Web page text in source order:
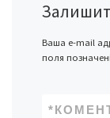
Ваша e-mail
поля позначені
*